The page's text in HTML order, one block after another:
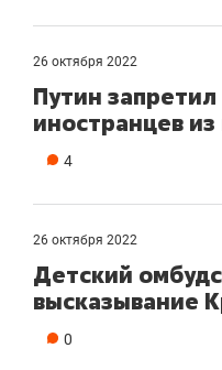
26 октября 2022
Путин
иностранцев
4
26 октября 2022
Детский
высказывание
0